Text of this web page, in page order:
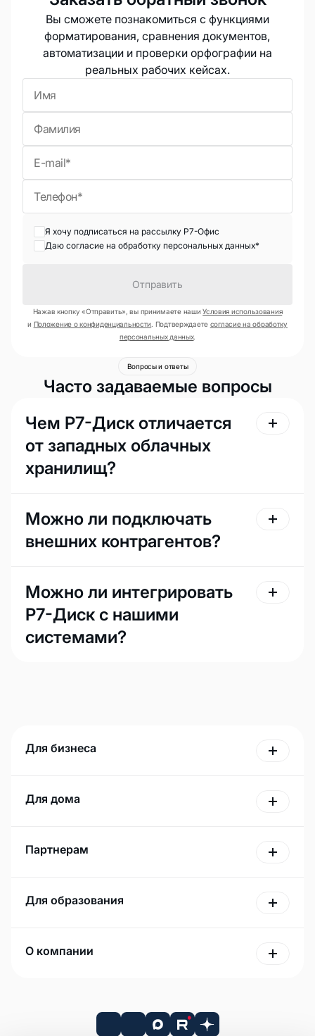
Вы сможете познакомиться с функциями
форматирования, сравнения документов,
автоматизации и проверки орфографии на
реальных рабочих кейсах.
Я хочу подписаться на рассылку Р7-Офис
Даю согласие на обработку персональных данных*
Отправить
Нажав кнопку «Отправить», вы принимаете нашиУсловия использования
и Положение о конфиденциальности . Подтверждаете согласие на обработку
персональных данных.
Вопросы и ответы
Часто задаваемые вопросы
Чем Р7-Диск отличается
от западных облачных
хранилищ?
Можно ли подключать
внешних контрагентов?
Можно ли интегрировать
Р7-Диск с нашими
системами?
Для бизнеса
Для дома
Партнерам
Для образования
О компании